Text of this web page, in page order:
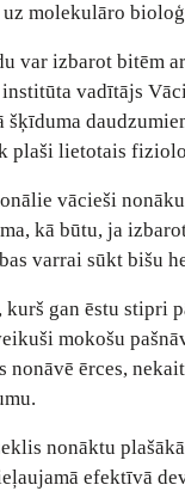
uz molekulāro
var izbarot bitēm
vadītājs
plaši lietotais
vācieši
kā būtu, ja
varrai sūkt bišu
kurš gan ēstu stipri
mokošu
ērces,
nonāktu
efektīvā